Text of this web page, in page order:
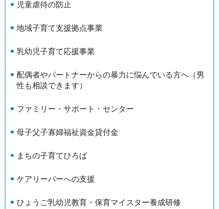
児童虐待の防止
地域子育て支援拠点事業
乳幼児子育て応援事業
配偶者やパートナーからの暴力に悩んでいる方へ（男
性も相談できます）
ファミリー・サポート・センター
母子父子寡婦福祉資金貸付金
まちの子育てひろば
ケアリーバーへの支援
ひょうご乳幼児教育・保育マイスター養成研修